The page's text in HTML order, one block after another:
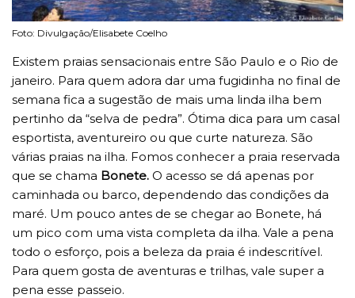
Foto: Divulgação/Elisabete Coelho
Existem praias sensacionais entre São Paulo e o Rio de
janeiro. Para quem adora dar uma fugidinha no final de
semana fica a sugestão de mais uma linda ilha bem
pertinho da “selva de pedra”. Ótima dica para um casal
esportista, aventureiro ou que curte natureza. São
várias praias na ilha. Fomos conhecer a praia reservada
que se chama Bonete. O acesso se dá apenas por
caminhada ou barco, dependendo das condições da
maré. Um pouco antes de se chegar ao Bonete, há
um pico com uma vista completa da ilha. Vale a pena
todo o esforço, pois a beleza da praia é indescritível.
Para quem gosta de aventuras e trilhas, vale super a
pena esse passeio.